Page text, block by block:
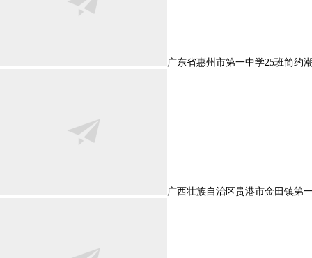
广东省惠州市第一中学25班简约
广西壮族自治区贵港市金田镇第